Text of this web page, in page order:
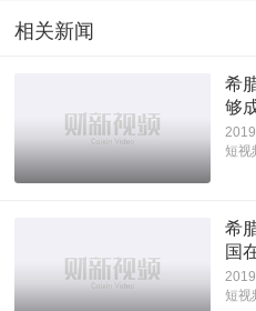
相关新闻
希
够
短视
希
国
短视